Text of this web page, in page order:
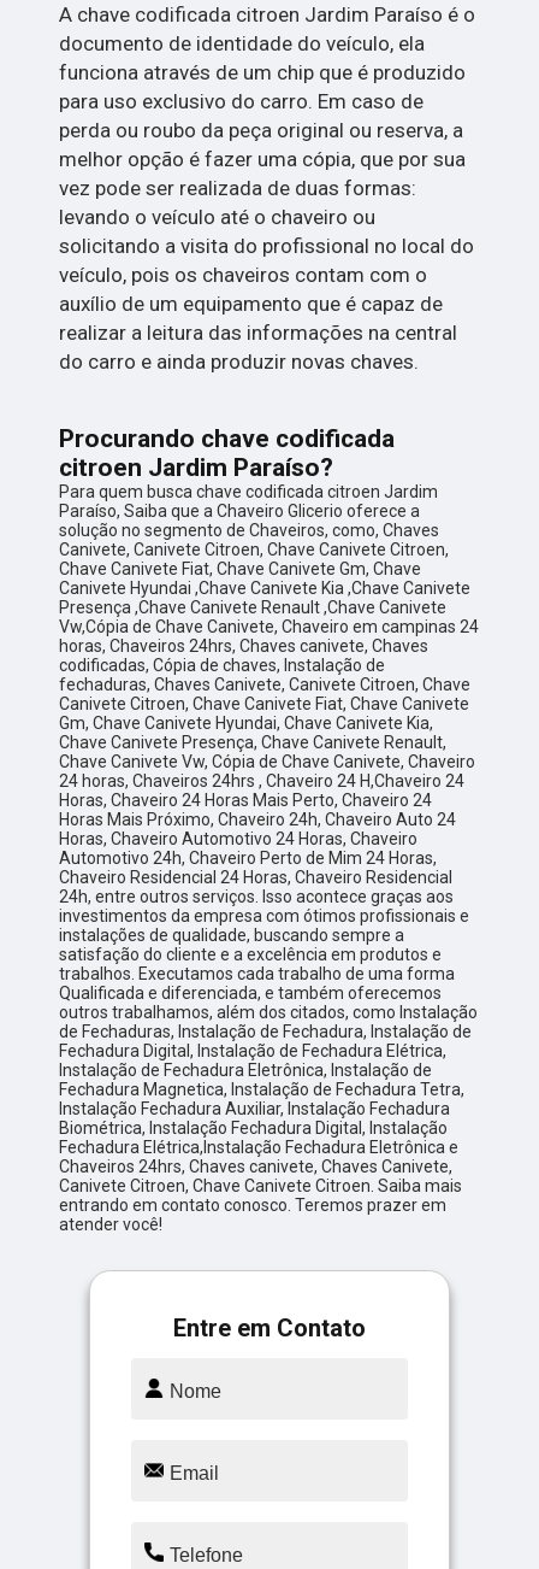
A chave codificada citroen Jardim Paraíso é o
documento de identidade do veículo, ela
funciona através de um chip que é produzido
para uso exclusivo do carro. Em caso de
perda ou roubo da peça original ou reserva, a
melhor opção é fazer uma cópia, que por sua
vez pode ser realizada de duas formas:
levando o veículo até o chaveiro ou
solicitando a visita do profissional no local do
veículo, pois os chaveiros contam com o
auxílio de um equipamento que é capaz de
realizar a leitura das informações na central
do carro e ainda produzir novas chaves.
Procurando chave codificada
citroen Jardim Paraíso?
Para quem busca chave codificada citroen Jardim
Paraíso, Saiba que a Chaveiro Glicerio oferece a
solução no segmento de Chaveiros, como, Chaves
Canivete, Canivete Citroen, Chave Canivete Citroen,
Chave Canivete Fiat, Chave Canivete Gm, Chave
Canivete Hyundai ,Chave Canivete Kia ,Chave Canivete
Presença ,Chave Canivete Renault ,Chave Canivete
Vw,Cópia de Chave Canivete, Chaveiro em campinas 24
horas, Chaveiros 24hrs, Chaves canivete, Chaves
codificadas, Cópia de chaves, Instalação de
fechaduras, Chaves Canivete, Canivete Citroen, Chave
Canivete Citroen, Chave Canivete Fiat, Chave Canivete
Gm, Chave Canivete Hyundai, Chave Canivete Kia,
Chave Canivete Presença, Chave Canivete Renault,
Chave Canivete Vw, Cópia de Chave Canivete, Chaveiro
24 horas, Chaveiros 24hrs , Chaveiro 24 H,Chaveiro 24
Horas, Chaveiro 24 Horas Mais Perto, Chaveiro 24
Horas Mais Próximo, Chaveiro 24h, Chaveiro Auto 24
Horas, Chaveiro Automotivo 24 Horas, Chaveiro
Automotivo 24h, Chaveiro Perto de Mim 24 Horas,
Chaveiro Residencial 24 Horas, Chaveiro Residencial
24h, entre outros serviços. Isso acontece graças aos
investimentos da empresa com ótimos profissionais e
instalações de qualidade, buscando sempre a
satisfação do cliente e a excelência em produtos e
trabalhos. Executamos cada trabalho de uma forma
Qualificada e diferenciada, e também oferecemos
outros trabalhamos, além dos citados, como Instalação
de Fechaduras, Instalação de Fechadura, Instalação de
Fechadura Digital, Instalação de Fechadura Elétrica,
Instalação de Fechadura Eletrônica, Instalação de
Fechadura Magnetica, Instalação de Fechadura Tetra,
Instalação Fechadura Auxiliar, Instalação Fechadura
Biométrica, Instalação Fechadura Digital, Instalação
Fechadura Elétrica,Instalação Fechadura Eletrônica e
Chaveiros 24hrs, Chaves canivete, Chaves Canivete,
Canivete Citroen, Chave Canivete Citroen. Saiba mais
entrando em contato conosco. Teremos prazer em
atender você!
Entre em Contato